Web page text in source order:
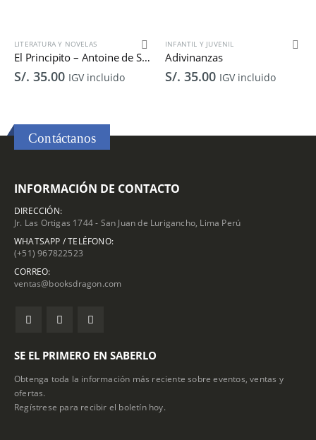
LITERATURA Y NOVELAS
El Principito – Antoine de Saint-Exupéry
S/.35.00 IGV incluido
INFANTIL Y JUVENIL
Adivinanzas
S/.35.00 IGV incluido
Contáctanos
INFORMACIÓN DE CONTACTO
DIRECCIÓN:
Jr. Las Ortigas 1744 - San Juan de Lurigancho, Lima Perú
WHATSAPP / TELÉFONO:
(+51) 967822523
CORREO:
ventas@booksdragon.com
SE EL PRIMERO EN SABERLO
Obtenga toda la información más reciente sobre eventos, ventas y
ofertas.
Regístrese para recibir el boletín hoy.